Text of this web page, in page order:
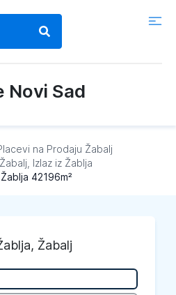
Novi Sad
na Prodaju Žabalj
Žabalj, Izlaz iz Žablja
42196m²
, Žabalj